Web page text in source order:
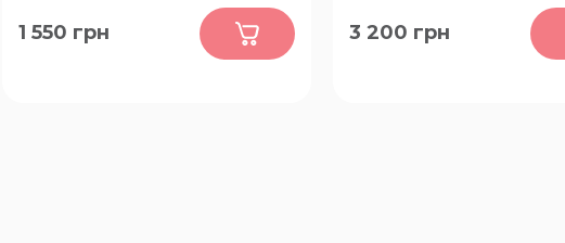
48-50, 52-54, 56-58, 60-62
1 550 грн
48-50, 52-54, 56-58, 60-62
3 200 грн